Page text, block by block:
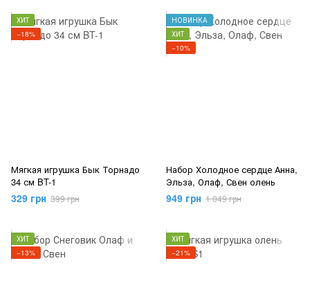
ХИТ
−18%
Мягкая игрушка Бык Торнадо
34 см BT-1
329 грн 399 грн
НОВИНКА
ХИТ
−10%
Набор Холодное сердце Анна,
Эльза, Олаф, Свен олень
949 грн 1 049 грн
ХИТ
−13%
ХИТ
−21%